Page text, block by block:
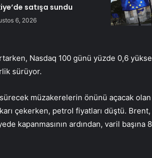
satışa sundu
6, 2026
Nasdaq 100 günü yüzde 0,6
sürüyor.
müzakerelerin önünü açacak
çekerken, petrol fiyatları düştü.
kapanmasının ardından, varil